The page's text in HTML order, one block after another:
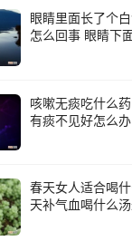
眼睛里面长了个
怎么回事 眼睛下
咳嗽无痰吃什么
有痰不见好怎么办
春天女人适合喝
天补气血喝什么